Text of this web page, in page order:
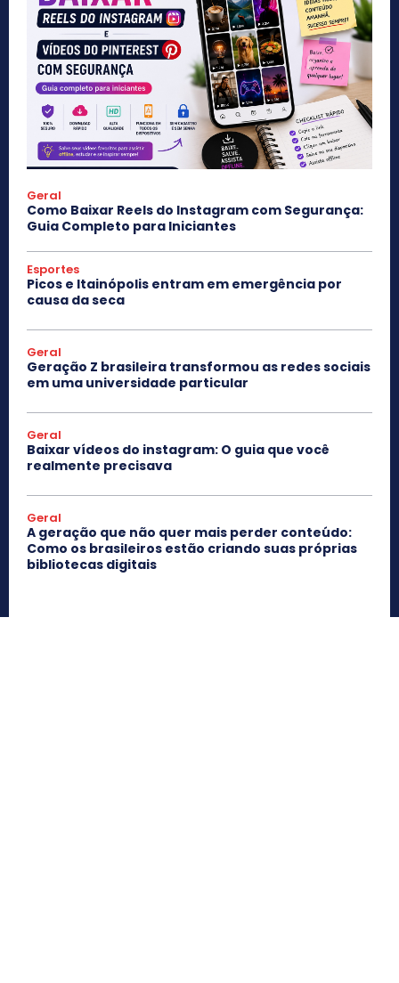
Geral
Como Baixar Reels do Instagram com Segurança:
Guia Completo para Iniciantes
Esportes
Picos e Itainópolis entram em emergência por
causa da seca
Geral
Geração Z brasileira transformou as redes sociais
em uma universidade particular
Geral
Baixar vídeos do instagram: O guia que você
realmente precisava
Geral
A geração que não quer mais perder conteúdo:
Como os brasileiros estão criando suas próprias
bibliotecas digitais